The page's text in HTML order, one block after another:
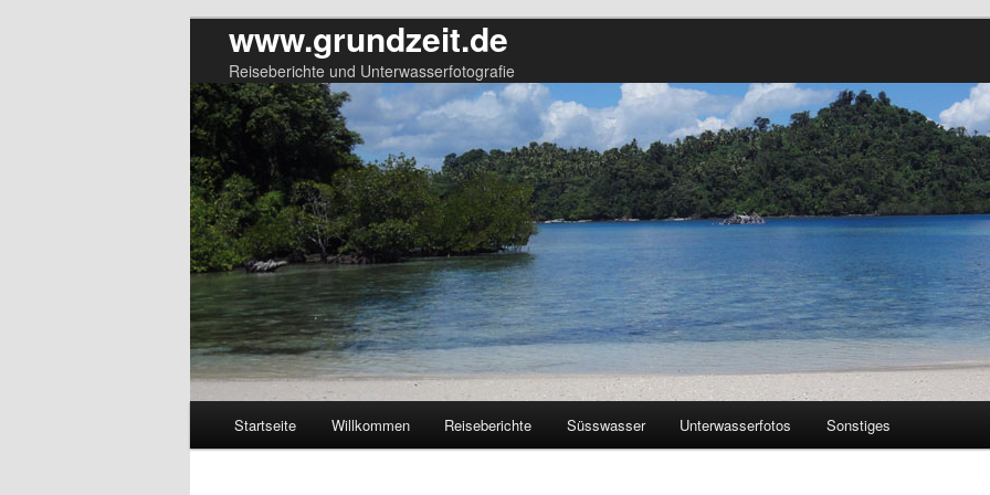
www.grundzeit.de
Reiseberichte und Unterwasserfotografie
Zum
Zum
Startseite Willkommen Reiseberichte Süsswasser Unterwasserfotos Sonstiges